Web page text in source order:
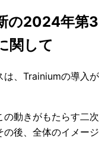
の2024年第3
関して
は、Trainiumの導入が
動きがもたらす二次
後、全体のイメージ